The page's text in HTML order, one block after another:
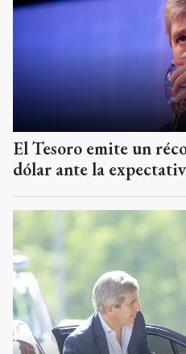
El Tesoro emite un
dólar ante la